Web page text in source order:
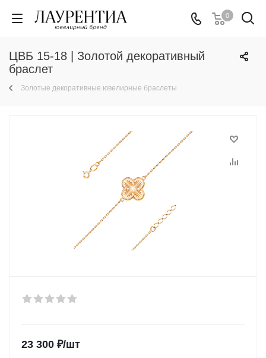
0
ЦВБ 15-18 | Золотой декоративный
браслет
Золотые декоративные ювелирные браслеты
23 300 ₽/шт